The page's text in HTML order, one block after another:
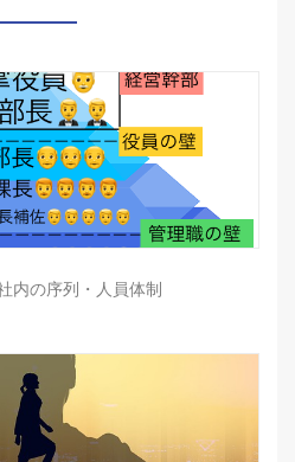
内の序列・人員体制